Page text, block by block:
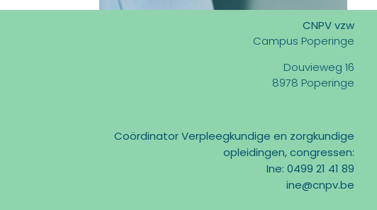
CNPV vzw
Campus Poperinge
Douvieweg 16
8978 Poperinge
Coördinator Verpleegkundige en zorgkundige
opleidingen, congressen:
Ine: 0499 21 41 89
ine@cnpv.be